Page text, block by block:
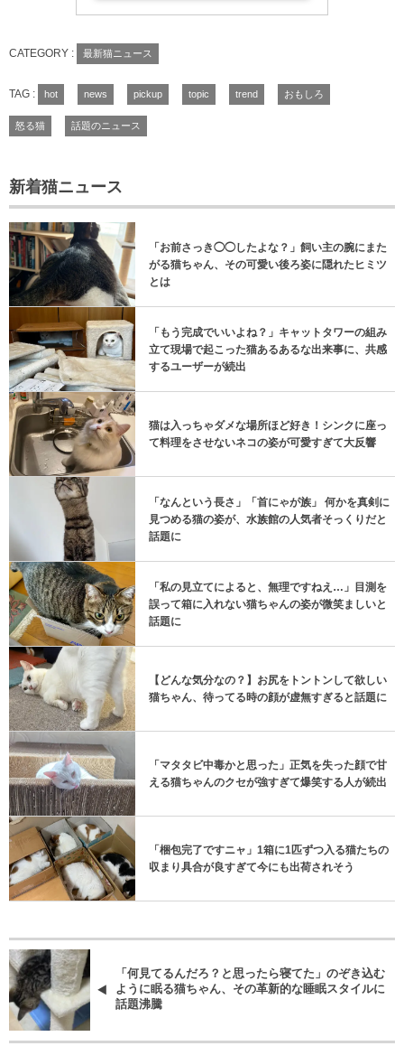
CATEGORY : 最新猫ニュース
TAG : hot news pickup topic trend おもしろ
怒る猫 話題のニュース
新着猫ニュース
「お前さっき◯◯したよな？」飼い主の腕にまた
がる猫ちゃん、その可愛い後ろ姿に隠れたヒミツ
とは
「もう完成でいいよね？」キャットタワーの組み
立て現場で起こった猫あるあるな出来事に、共感
するユーザーが続出
猫は入っちゃダメな場所ほど好き！シンクに座っ
て料理をさせないネコの姿が可愛すぎて大反響
「なんという長さ」「首にゃが族」 何かを真剣に
見つめる猫の姿が、水族館の人気者そっくりだと
話題に
「私の見立てによると、無理ですねえ…」目測を
誤って箱に入れない猫ちゃんの姿が微笑ましいと
話題に
【どんな気分なの？】お尻をトントンして欲しい
猫ちゃん、待ってる時の顔が虚無すぎると話題に
「マタタビ中毒かと思った」正気を失った顔で甘
える猫ちゃんのクセが強すぎて爆笑する人が続出
「梱包完了ですニャ」1箱に1匹ずつ入る猫たちの
収まり具合が良すぎて今にも出荷されそう
「何見てるんだろ？と思ったら寝てた」のぞき込む
ように眠る猫ちゃん、その革新的な睡眠スタイルに
話題沸騰